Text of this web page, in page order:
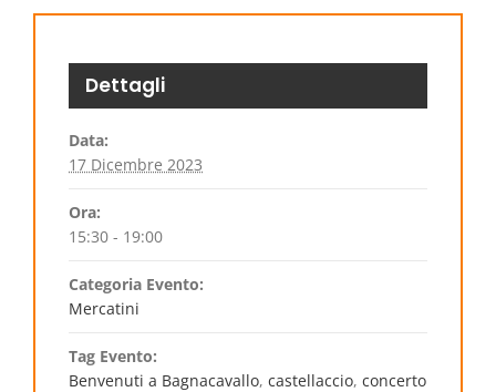
Dettagli
Data:
17 Dicembre 2023
Ora:
15:30 - 19:00
Categoria Evento:
Mercatini
Tag Evento:
Benvenuti a Bagnacavallo, castellaccio, concerto